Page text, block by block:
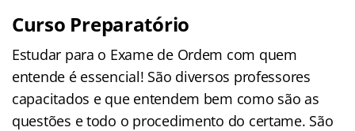
Curso Preparatório
Estudar para o Exame de Ordem com quem
entende é essencial! São diversos professores
capacitados e que entendem bem como são as
questões e todo o procedimento do certame. São